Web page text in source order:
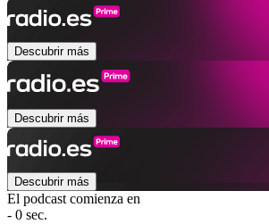
Descubrir más
Descubrir más
Descubrir más
El podcast comienza en
- 0 sec.